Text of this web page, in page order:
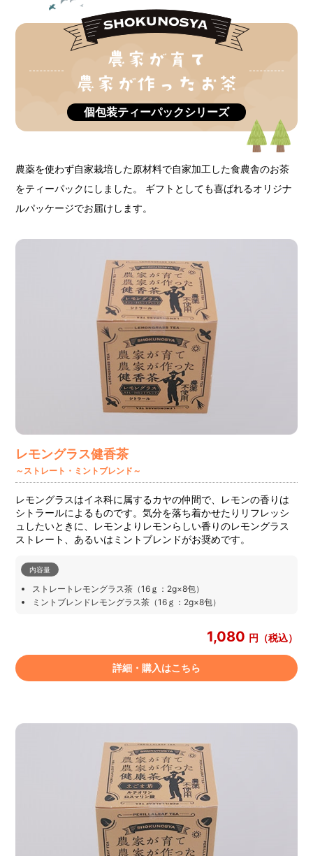
個包装ティーパックシリーズ
農薬を使わず自家栽培した原材料で自家加工した食農舎のお茶
をティーパックにしました。
ギフトとしても喜ばれるオリジナ
ルパッケージでお届けします。
レモングラス健香茶
～ストレート・ミントブレンド～
レモングラスはイネ科に属するカヤの仲間で、レモンの香りは
シトラールによるものです。気分を落ち着かせたりリフレッシ
ュしたいときに、レモンよりレモンらしい香りのレモングラス
ストレート、あるいはミントブレンドがお奨めです。
内容量
ストレートレモングラス茶（16ｇ：2g×8包）
ミントブレンドレモングラス茶（16ｇ：2g×8包）
1,080 円（税込）
詳細・購入はこちら